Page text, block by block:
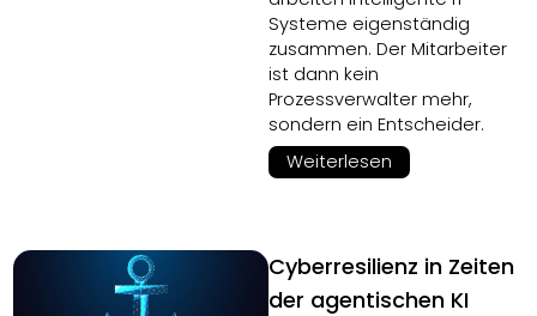
Systeme eigenständig
zusammen. Der Mitarbeiter
ist dann kein
Prozessverwalter mehr,
sondern ein Entscheider.
Weiterlesen
Cyberresilienz in Zeiten
der agentischen KI